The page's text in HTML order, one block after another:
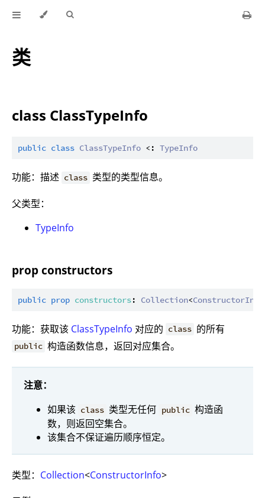
类
class ClassTypeInfo
public class ClassTypeInfo <: TypeInfo
功能：描述 class 类型的类型信息。
父类型：
TypeInfo
prop constructors
public prop constructors: Collection<ConstructorInfo
功能：获取该 ClassTypeInfo 对应的 class 的所有
public 构造函数信息，返回对应集合。
注意：
如果该 class 类型无任何 public 构造函
数，则返回空集合。
该集合不保证遍历顺序恒定。
类型： Collection<ConstructorInfo>